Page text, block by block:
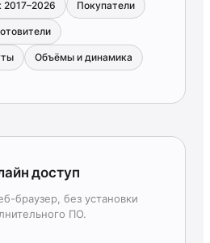
2017–2026 Покупатели
Объёмы и динамика
доступ
браузер, без установки
ПО.